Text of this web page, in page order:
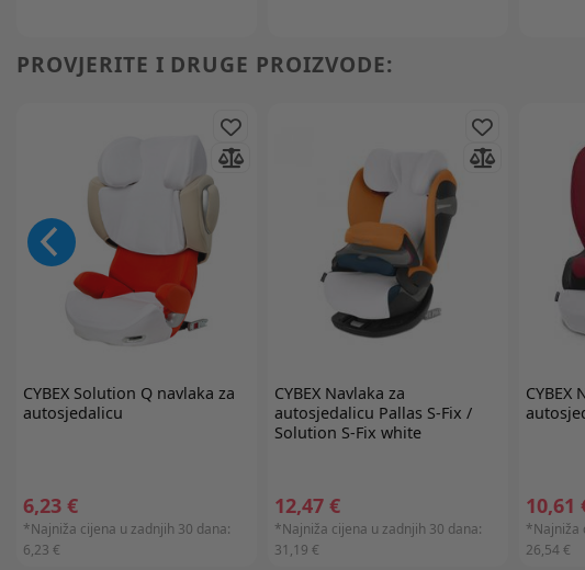
PROVJERITE I DRUGE PROIZVODE:
CYBEXSolution Q navlaka za
autosjedalicu
6,23 €
*Najniža cijena u zadnjih 30 dana:
6,23 €
CYBEX Navlaka za
autosjedalicu Pallas S-Fix /
Solution S-Fix white
12,47 €
*Najniža cijena u zadnjih 30 dana:
31,19 €
CYBEX
10,61
*Najniža
26,54 €